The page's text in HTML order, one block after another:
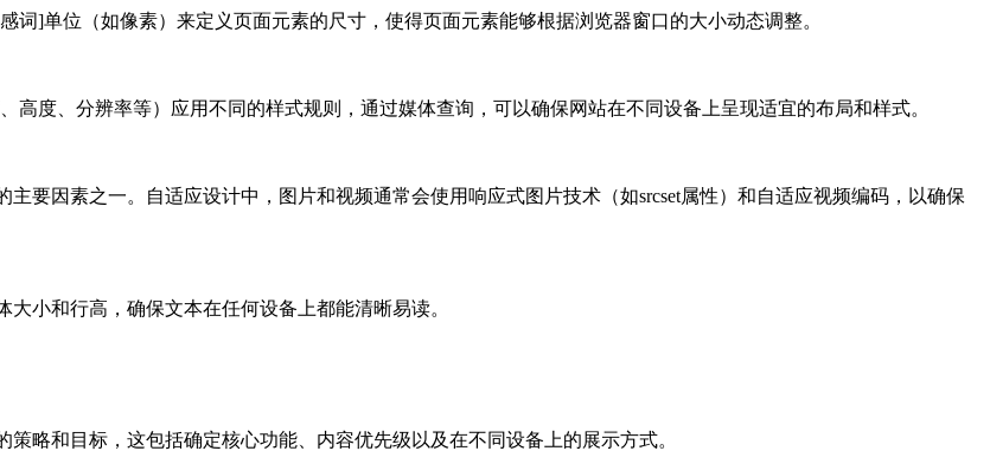
]单位（如像素）来定义页面元素的尺寸，使得页面元素能够根据浏览器窗口的大小动态调整。
高度、分辨率等）应用不同的样式规则，通过媒体查询，可以确保网站在不同设备上呈现适宜的布局和样式。
要因素之一。自适应设计中，图片和视频通常会使用响应式图片技术（如srcset属性）和自适应视频编码，以确保
小和行高，确保文本在任何设备上都能清晰易读。
略和目标，这包括确定核心功能、内容优先级以及在不同设备上的展示方式。